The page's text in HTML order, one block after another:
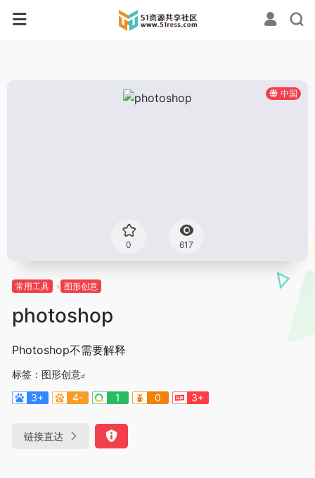
中国
0 617
常用工具 图形创意
photoshop
Photoshop不需要解释
标签： 图形创意
3+
4- 1 0 3+
链接直达